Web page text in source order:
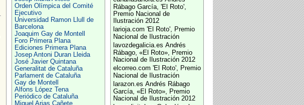
Orden Olímpica del Comité
Ejecutivo
Universidad Ramon Llull de
Barcelona
Joaquim Gay de Montell
Foro Primera Plana
Ediciones Primera Plana
Josep Antoni Duran Lleida
José Javier Quintana
Generalitat de Cataluña
Parlament de Cataluña
Gay de Montell
Alfons López Tena
Periódico de Cataluña
Miguel Arias Cañete
Rábago García, 'El Roto',
Premio Nacional de
Ilustración 2012
larioja.com 'El Roto', Premio
Nacional de Ilustración
lavozdegalicia.es Andrés
Rábago, «El Roto», Premio
Nacional de Ilustración 2012
elcorreo.com 'El Roto', Premio
Nacional de Ilustración
larazon.es Andrés Rábago
García, «El Roto», Premio
Nacional de Ilustración 2012